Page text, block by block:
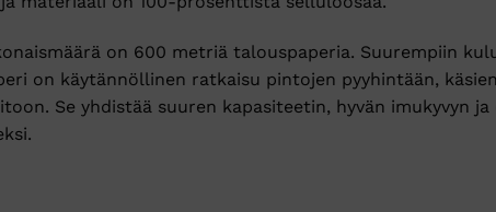
on 600 metriä talouspaperia. Suurempiin
on käytännöllinen ratkaisu pintojen pyyhintään,
Se yhdistää suuren kapasiteetin, hyvän imukyvyn